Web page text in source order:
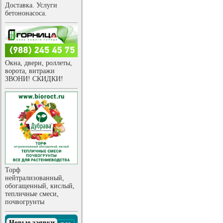
Доставка. Услуги
бетононасоса.
Окна, двери, роллеты,
ворота, витражи
ЗВОНИ! СКИДКИ!
Торф
нейтрализованный,
обогащенный, кислый,
тепличные смеси,
почвогрунты